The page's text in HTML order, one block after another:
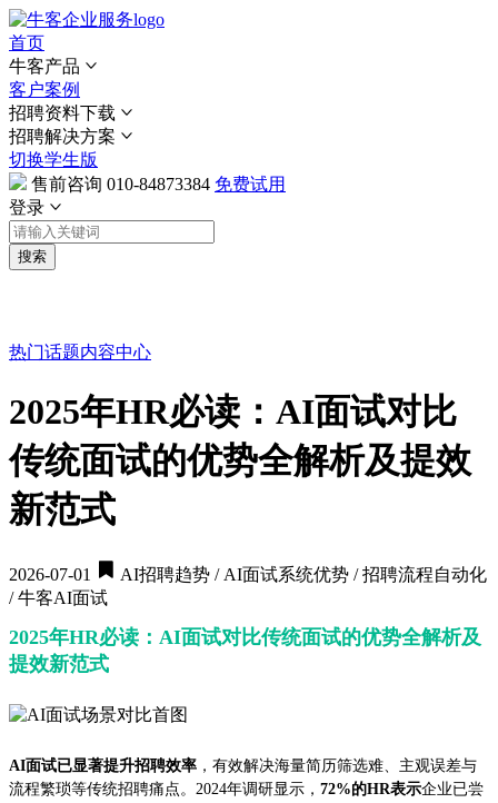
首页
牛客产品
客户案例
招聘资料下载
招聘解决方案
切换学生版
售前咨询 010-84873384 免费试用
登录
搜索
热门话题内容中心
2025年HR必读：AI面试对比
传统面试的优势全解析及提效
新范式
2026-07-01
AI招聘趋势 / AI面试系统优势 / 招聘流程自动化
/ 牛客AI面试
2025年HR必读：AI面试对比传统面试的优势全解析及
提效新范式
AI面试已显著提升招聘效率 ，有效解决海量简历筛选难、主观误差与
流程繁琐等传统招聘痛点。2024年调研显示， 72%的HR表示企业已尝